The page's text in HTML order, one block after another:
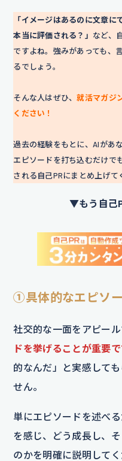
「イメージはあるのに文章
本当に評価される？」 など、
ですよね。強みがあっても、
るでしょう。
そんな人はぜひ、就活マガジ
ください！
過去の経験をもとに、AIがあ
エピソードを打ち込むだけで
される自己PRにまとめ上げて
▼もう自己
①具体的なエピソ
社交的な一面をアピール
ドを挙げることが重要
的なんだ」と実感して
せん。
単にエピソードを述べ
を感じ、どう成長し、
のかを明確に説明してく